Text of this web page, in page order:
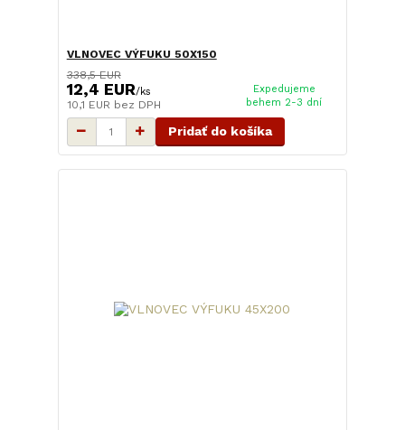
VLNOVEC VÝFUKU 50X150
338,5 EUR
12,4 EUR/ks
10,1 EUR bez DPH
Expedujeme
behem 2-3 dní
Pridať do košíka